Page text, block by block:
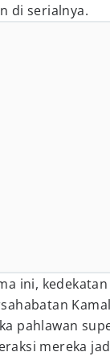
di serialnya.
ini,
pahlawan
mereka